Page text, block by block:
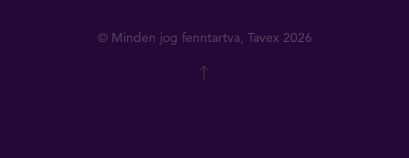
© Minden jog fenntartva, Tavex 2026